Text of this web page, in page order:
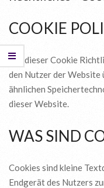
COOKIE
Mit dieser Cookie
den Nutzer der Website
ähnlichen
dieser Website.
WAS SIND
Cookies sind kleine
Endgerät des Nutzers